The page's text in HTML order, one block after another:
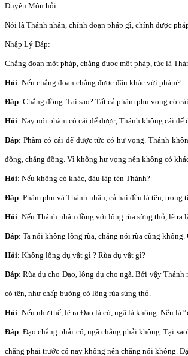
Duyên Môn hỏi:
Nói là Thánh nhân, chính đoạn pháp gì, chính được
Nhập Lý Đáp:
Chẳng đoạn một pháp, chẳng được một pháp, tức là
Hỏi: Nếu chẳng đoạn chẳng được đâu khác với phàm?
Đáp: Chẳng đồng. Tại sao? Tất cả phàm phu vọng có
Hỏi: Nay nói phàm có cái để được, Thánh không cái
Đáp: Phàm có cái để được tức có hư vọng. Thánh
đồng, chẳng đồng. Vì không hư vọng nên không có
Hỏi: Nếu không có khác, đâu lập tên Thánh?
Đáp: Phàm phu và Thánh nhân, cả hai đều là tên,
Hỏi: Nếu Thánh nhân đồng với lông rùa sừng thỏ, lẽ
Đáp: Ta nói không lông rùa, chẳng nói rùa cũng
Hỏi: Không lông dụ vật gì ? Rùa dụ vật gì?
Đáp: Rùa dụ cho Đạo, lông dụ cho ngã. Bởi vậy
có tên, như chấp bướng có lông rùa sừng thỏ.
Hỏi: Nếu như thế, lẽ ra Đạo là có, ngã là không. Nếu là
Đáp: Đạo chẳng phải có, ngã chẳng phải không. Tại
chẳng phải trước có nay không nên chẳng nói không.